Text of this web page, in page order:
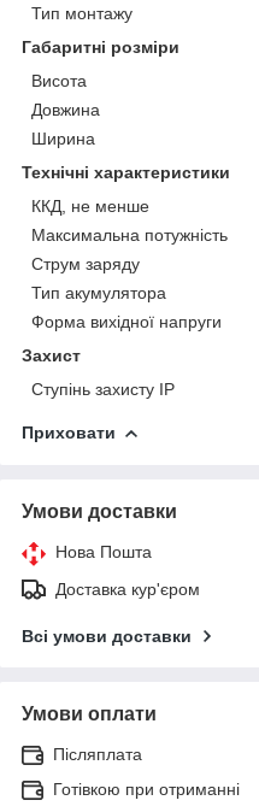
Тип монтажу
Габаритні розміри
Висота
Довжина
Ширина
Технічні характеристики
ККД, не менше
Максимальна потужність
Струм заряду
Тип акумулятора
Форма вихідної напруги
Захист
Ступінь захисту IP
Приховати
Умови доставки
Нова Пошта
Доставка кур'єром
Всі умови доставки
Умови оплати
Післяплата
Готівкою при отриманні